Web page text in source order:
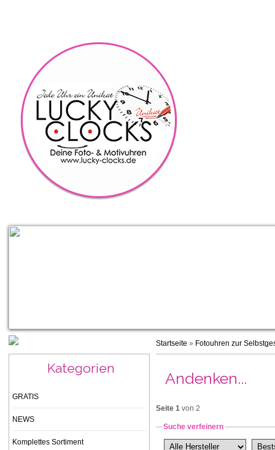
Startseite » Fotouhren zur
Andenken...
Seite 1 von 2
Suche verfeinern
Kategorien
GRATIS
NEWS
Komplettes Sortiment